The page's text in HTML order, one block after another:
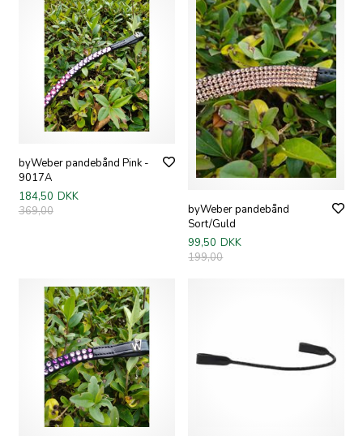
byWeber pandebånd Pink -
9017A
184,50 DKK
369,00
byWeber pandebånd
Sort/Guld
99,50 DKK
199,00